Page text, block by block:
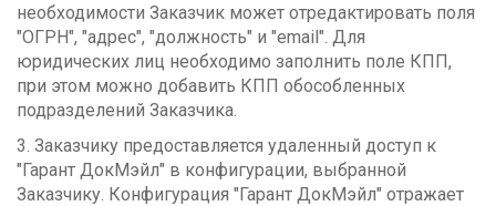
необходимости Заказчик может отредактировать поля
"ОГРН", "адрес", "должность" и "email". Для
юридических лиц необходимо заполнить поле КПП,
при этом можно добавить КПП обособленных
подразделений Заказчика.
3. Заказчику предоставляется удаленный доступ к
"Гарант ДокМэйл" в конфигурации, выбранной
Заказчику. Конфигурация "Гарант ДокМэйл" отражает